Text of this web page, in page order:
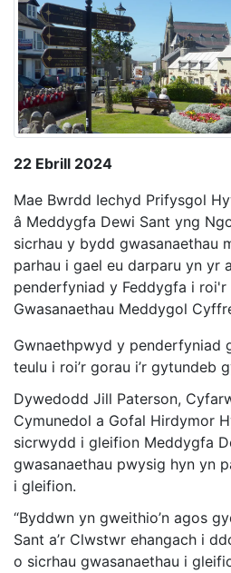
22 Ebrill 2024
Mae Bwrdd Iechyd Prifysgol
â Meddygfa Dewi Sant yng
sicrhau y bydd gwasanaethau
parhau i gael eu darparu yn yr
penderfyniad y Feddygfa i
Gwasanaethau Meddygol
Gwnaethpwyd y penderfyniad
teulu i roi’r gorau i’r gytundeb
Dywedodd Jill Paterson,
Cymunedol a Gofal Hirdymor
sicrwydd i gleifion Meddygfa
gwasanaethau pwysig hyn yn
i gleifion.
“Byddwn yn gweithio’n agos
Sant a’r Clwstwr ehangach i
o sicrhau gwasanaethau i